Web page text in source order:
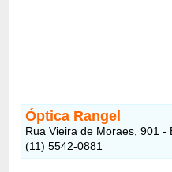
Óptica Rangel
Rua Vieira de Moraes, 901 -
(11) 5542-0881